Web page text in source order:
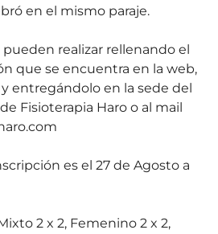
en el mismo paraje.
pueden realizar rellenando el
que se encuentra en la web,
entregándolo en la sede del
Fisioterapia Haro o al mail
es el 27 de Agosto a
2 x 2, Femenino 2 x 2,